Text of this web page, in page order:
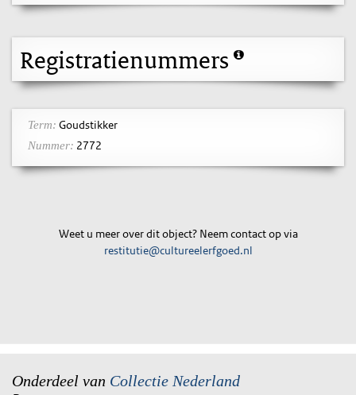
Registratienummers
Term: Goudstikker
Nummer: 2772
Weet u meer over dit object? Neem contact op via
restitutie@cultureelerfgoed.nl
Onderdeel van Collectie Nederland